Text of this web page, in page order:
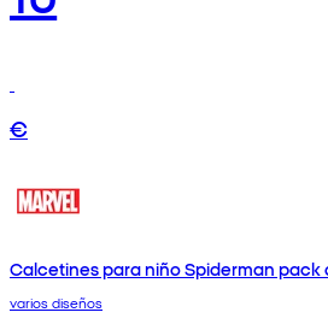
€
Calcetines para niño Spiderman pack
varios diseños